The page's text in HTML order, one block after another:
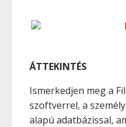
ÁTTEKINTÉS
Ismerkedjen meg a
szoftverrel, a
alapú adatbázissal,